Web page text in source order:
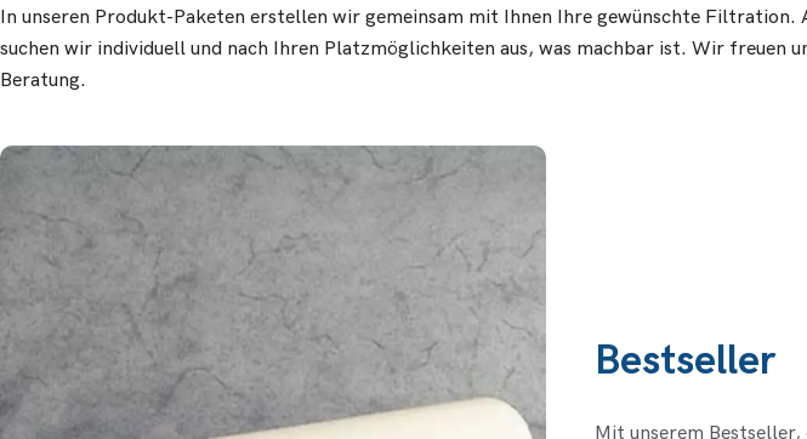
In unseren Produkt-Paketen erstellen wir gemeinsam mit Ihnen Ihre gewünschte Filtration.
suchen wir individuell und nach Ihren Platzmöglichkeiten aus, was machbar ist. Wir freuen
Beratung.
Bestseller
Mit unserem